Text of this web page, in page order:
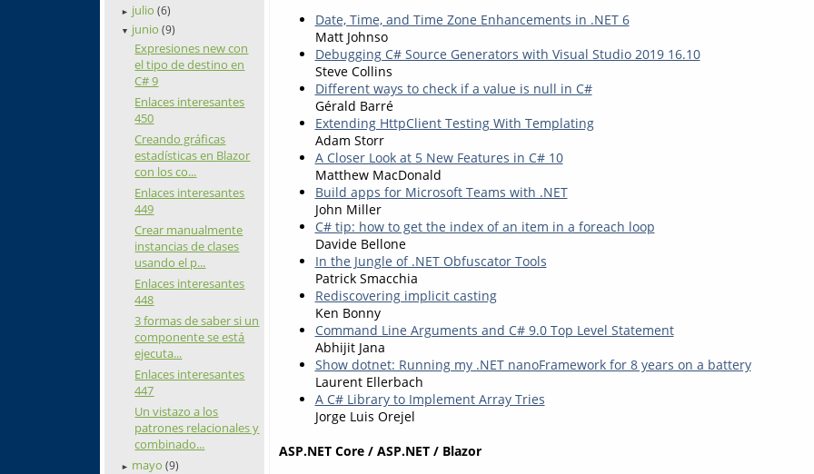
► julio(6)
▼ junio(9)
Expresiones new con
el tipo de destino en
C# 9
Enlaces interesantes
450
Creando gráficas
estadísticas en Blazor
con los co...
Enlaces interesantes
449
Crear manualmente
instancias de clases
usando el p...
Enlaces interesantes
448
3 formas de saber si un
componente se está
ejecuta...
Enlaces interesantes
447
Un vistazo a los
patrones relacionales y
combinado...
► mayo(9)
Date, Time, and Time Zone Enhancements in .NET 6
Matt Johnso
Debugging C# Source Generators with Visual Studio 2019 16.10
Steve Collins
Different ways to check if a value is null in C#
Gérald Barré
Extending HttpClient Testing With Templating
Adam Storr
A Closer Look at 5 New Features in C# 10
Matthew MacDonald
Build apps for Microsoft Teams with .NET
John Miller
C# tip: how to get the index of an item in a foreach loop
Davide Bellone
In the Jungle of .NET Obfuscator Tools
Patrick Smacchia
Rediscovering implicit casting
Ken Bonny
Command Line Arguments and C# 9.0 Top Level Statement
Abhijit Jana
Show dotnet: Running my .NET nanoFramework for 8 years on a battery
Laurent Ellerbach
A C# Library to Implement Array Tries
Jorge Luis Orejel
ASP.NET Core / ASP.NET / Blazor